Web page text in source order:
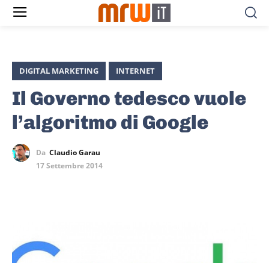
DIGITAL MARKETING INTERNET
Il Governo tedesco vuole
l’algoritmo di Google
Da Claudio Garau
17 Settembre 2014